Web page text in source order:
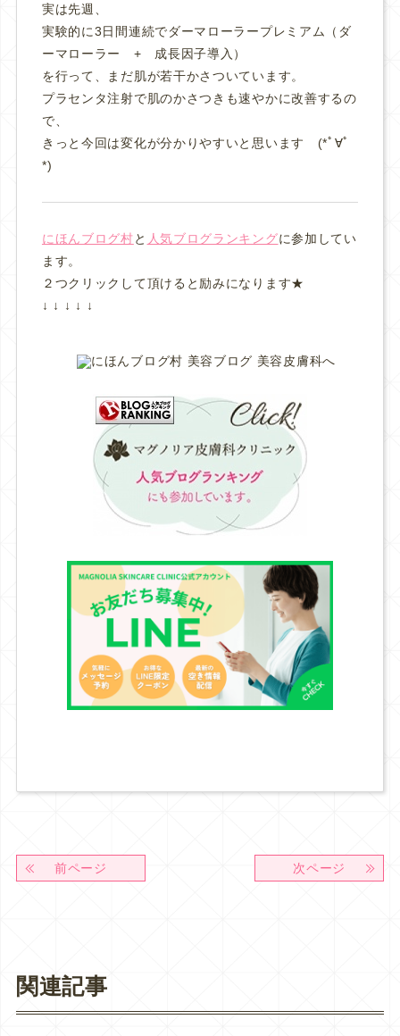
実は先週、
実験的に3日間連続でダーマローラープレミアム（ダ
ーマローラー + 成長因子導入）
を行って、まだ肌が若干かさついています。
プラセンタ注射で肌のかさつきも速やかに改善するの
で、
きっと今回は変化が分かりやすいと思います (*ﾟ∀ﾟ
*)
にほんブログ村と 人気ブログランキングに参加してい
ます。
２つクリックして頂けると励みになります★
↓ ↓ ↓ ↓ ↓
前ページ 次ページ
関連記事